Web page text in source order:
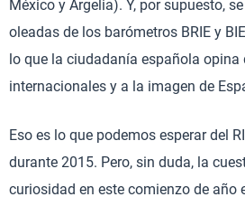
México y Argelia). Y, por supuesto,
oleadas de los barómetros BRIE y
lo que la ciudadanía española opina
internacionales y a la imagen de
Eso es lo que podemos esperar del
durante 2015. Pero, sin duda, la
curiosidad en este comienzo de año